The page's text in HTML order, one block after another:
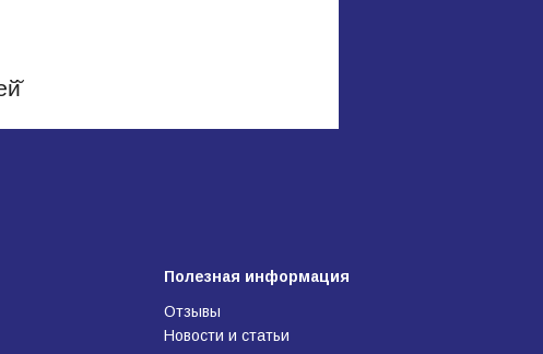
Полезная информация
Отзывы
Новости и статьи